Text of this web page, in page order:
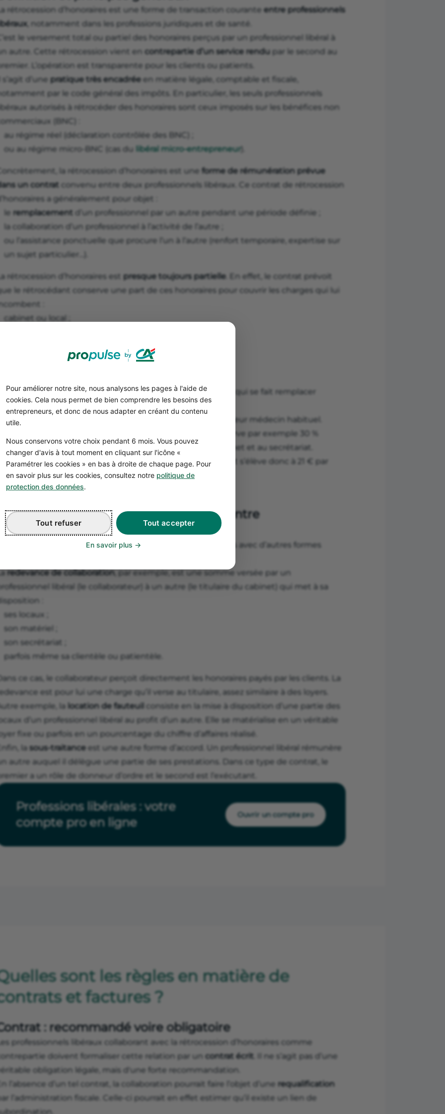
Pour améliorer notre site, nous analysons les pages à l'aide de
cookies. Cela nous permet de bien comprendre les besoins des
entrepreneurs, et donc de nous adapter en créant du contenu
utile.
Nous conservons votre choix pendant 6 mois. Vous pouvez
changer d'avis à tout moment en cliquant sur l'icône «
Paramétrer les cookies » en bas à droite de chaque page. Pour
en savoir plus sur les cookies, consultez notre politique de
protection des données.
Tout accepter
Tout refuser
En savoir plus
rétrocession d’honoraires est une forme de transaction courante entre professionnels
, notamment dans les professions juridiques et de santé.
le versement total ou partiel des honoraires perçus par un professionnel libéral à
autre. Cette rétrocession vient en contrepartie d’un service rendu par le second au
L’opération est transparente pour les clients ou patients.
s’agit d’une pratique très encadrée en matière légale, comptable et fiscale,
par le code général des impôts. En particulier, les seuls professionnels
autorisés à rétrocéder des honoraires sont ceux imposés sur les bénéfices non
(BNC) :
au régime réel (déclaration contrôlée des BNC) ;
ou au régime micro-BNC (cas du libéral micro-entrepreneur).
la rétrocession d’honoraires est une forme de rémunération prévue
un contrat convenu entre deux professionnels libéraux. Ce contrat de rétrocession
a généralement pour objet :
le remplacement d’un professionnel par un autre pendant une période définie ;
la collaboration d’un professionnel à l’activité de l’autre ;
ou l’assistance ponctuelle que procure l’un à l’autre (renfort temporaire, expertise sur
un sujet particulier…).
rétrocession d’honoraires est presque toujours partielle . En effet, le contrat prévoit
le rétrocédant conserve une part de ces honoraires pour couvrir les charges qui lui
:
cabinet ou local ;
L’exemple classique est celui d’un médecin généraliste qui se fait remplacer
par un autre pendant une période d’absence.
Les patients règlent 30 € par consultation au profit de leur médecin habituel.
Le contrat de remplacement prévoit que celui-ci conserve par exemple 30 %
de ces honoraires pour couvrir les charges liées au cabinet et au secrétariat.
La rétrocession d’honoraires qu’il verse à son remplaçant s’élève donc à 21 € par
consultation.
avec d’autres transactions entre
libéraux
est assez courant de confondre la rétrocession d’honoraires avec d’autres formes
redevance de collaboration, par exemple, est une somme versée par un
libéral (le collaborateur) à un autre (le titulaire du cabinet) qui met à sa
:
ses locaux ;
son matériel ;
son secrétariat ;
parfois même sa clientèle ou patientèle.
ce cas, le collaborateur perçoit directement les honoraires payés par les clients. La
est pour lui une charge qu’il verse au titulaire, assez similaire à des loyers.
exemple, la location de fauteuil consiste en la mise à disposition d’une partie des
d’un professionnel libéral au profit d’un autre. Elle se matérialise en un véritable
fixe ou parfois en un pourcentage du chiffre d’affaires réalisé.
la sous-traitance est une autre forme d’accord. Un professionnel libéral rémunère
autre auquel il délègue une partie de ses prestations. Dans ce type de contrat, le
a un rôle de donneur d’ordre et le second est l’exécutant.
Professions libérales : votre
compte pro en ligne
Ouvrir un compte pro
sont les règles en matière de
et factures ?
: recommandé voire obligatoire
professionnels libéraux collaborant avec la rétrocession d’honoraires comme
doivent formaliser cette relation par un contrat écrit
. Il ne s’agit pas d’une
obligation légale, mais d'une forte recommandation.
l’absence d’un tel contrat, la collaboration pourrait faire l’objet d’une requalification
l’administration fiscale. Celle-ci pourrait en effet estimer qu’il existe un lien de